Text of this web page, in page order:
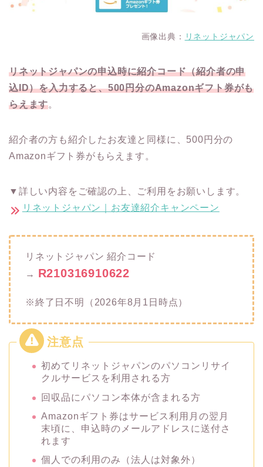
画像出典： リネットジャパン
リネットジャパンの申込時に紹介コード（紹介者の申
込ID）を入力すると、500円分のAmazonギフト券がも
らえます。
紹介者の方も紹介したお友達と同様に、500円分の
Amazonギフト券がもらえます。
▼詳しい内容をご確認の上、ご利用をお願いします。
リネットジャパン｜お友達紹介キャンペーン
リネットジャパン 紹介コード
→ R210316910622
※終了日不明（2026年8月1日時点）
初めてリネットジャパンのパソコンリサイ
クルサービスを利用される方
回収品にパソコン本体が含まれる方
Amazonギフト券はサービス利用月の翌月
末頃に、申込時のメールアドレスに送付さ
れます
個人での利用のみ（法人は対象外）